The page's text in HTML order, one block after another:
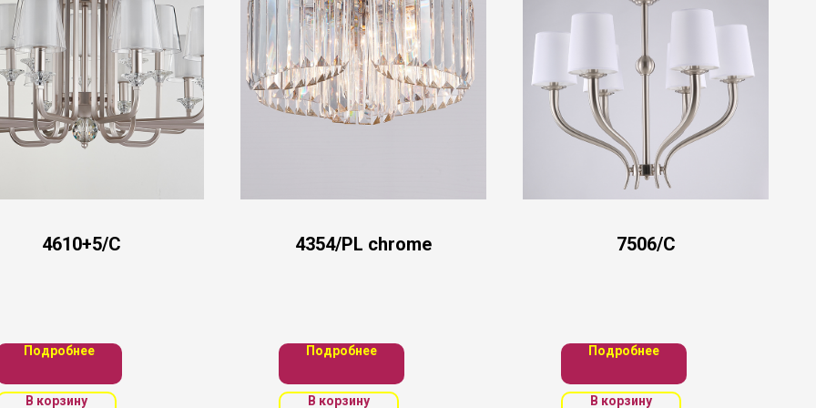
4610+5/C
Подробнее
В корзину
4354/PL chrome
Подробнее
В корзину
7506/C
Подробнее
В корзину